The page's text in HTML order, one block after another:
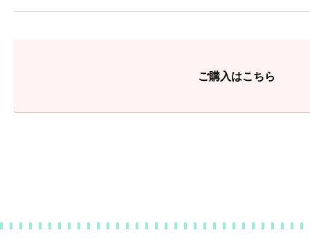
ご購入はこちら